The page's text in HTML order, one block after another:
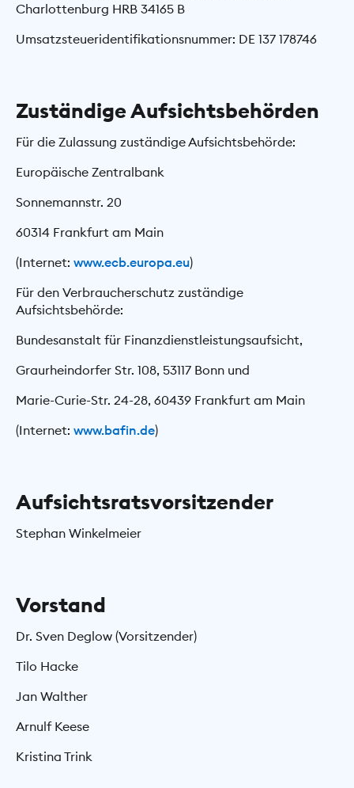
Charlottenburg HRB 34165 B
Umsatzsteueridentifikationsnummer: DE 137 178746
Zuständige Aufsichtsbehörden
Für die Zulassung zuständige Aufsichtsbehörde:
Europäische Zentralbank
Sonnemannstr. 20
60314 Frankfurt am Main
(Internet: www.ecb.europa.eu)
Für den Verbraucherschutz zuständige
Aufsichtsbehörde:
Bundesanstalt für Finanzdienstleistungsaufsicht,
Graurheindorfer Str. 108, 53117 Bonn und
Marie-Curie-Str. 24-28, 60439 Frankfurt am Main
(Internet: www.bafin.de)
Aufsichtsratsvorsitzender
Stephan Winkelmeier
Vorstand
Dr. Sven Deglow (Vorsitzender)
Tilo Hacke
Jan Walther
Arnulf Keese
Kristina Trink